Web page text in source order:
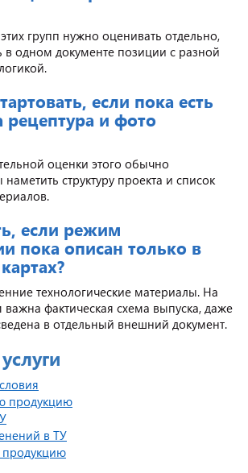
групп нужно оценивать отдельно,
в одном документе позиции с разной
если пока есть
рецептура и фото
оценки этого обычно
наметить структуру проекта и список
если режим
пока описан только в
технологические материалы. На
фактическая схема выпуска, даже
в отдельный внешний документ.
продукцию
в ТУ